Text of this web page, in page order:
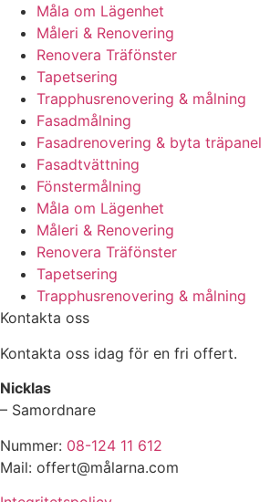
Måla om Lägenhet
Måleri & Renovering
Renovera Träfönster
Tapetsering
Trapphusrenovering & målning
Fasadmålning
Fasadrenovering & byta träpanel
Fasadtvättning
Fönstermålning
Måla om Lägenhet
Måleri & Renovering
Renovera Träfönster
Tapetsering
Trapphusrenovering & målning
Kontakta oss
Kontakta oss idag för en fri offert.
Nicklas
– Samordnare
Nummer: 08-124 11 612
Mail: offert@målarna.com